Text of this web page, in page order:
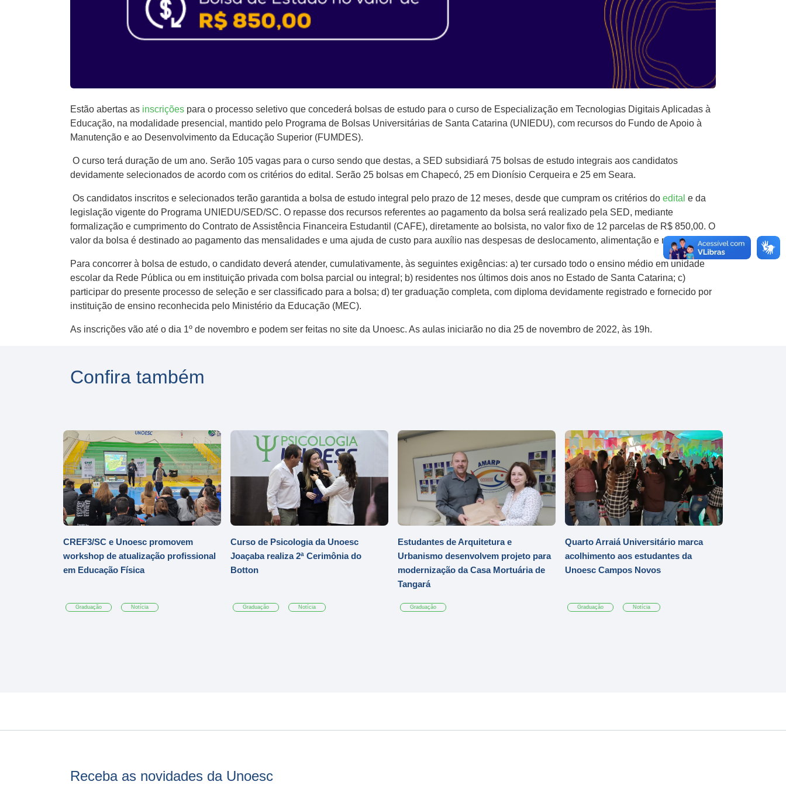
Estão abertas as inscrições para o processo seletivo que concederá bolsas de estudo para o curso de Especialização em Tecnologias Digitais Aplicadas à
Educação, na modalidade presencial, mantido pelo Programa de Bolsas Universitárias de Santa Catarina (UNIEDU), com recursos do Fundo de Apoio à
Manutenção e ao Desenvolvimento da Educação Superior (FUMDES).
O curso terá duração de um ano. Serão 105 vagas para o curso sendo que destas, a SED subsidiará 75 bolsas de estudo integrais aos candidatos
devidamente selecionados de acordo com os critérios do edital. Serão 25 bolsas em Chapecó, 25 em Dionísio Cerqueira e 25 em Seara.
Os candidatos inscritos e selecionados terão garantida a bolsa de estudo integral pelo prazo de 12 meses, desde que cumpram os critérios do edital e da
legislação vigente do Programa UNIEDU/SED/SC. O repasse dos recursos referentes ao pagamento da bolsa será realizado pela SED, mediante
formalização e cumprimento do Contrato de Assistência Financeira Estudantil (CAFE), diretamente ao bolsista, no valor fixo de 12 parcelas de R$ 850,00. O
valor da bolsa é destinado ao pagamento das mensalidades e uma ajuda de custo para auxílio nas despesas de deslocamento, alimentação e materiais.
Para concorrer à bolsa de estudo, o candidato deverá atender, cumulativamente, às seguintes exigências: a) ter cursado todo o ensino médio em unidade
escolar da Rede Pública ou em instituição privada com bolsa parcial ou integral; b) residentes nos últimos dois anos no Estado de Santa Catarina; c)
participar do presente processo de seleção e ser classificado para a bolsa; d) ter graduação completa, com diploma devidamente registrado e fornecido por
instituição de ensino reconhecida pelo Ministério da Educação (MEC).
As inscrições vão até o dia 1º de novembro e podem ser feitas no site da Unoesc. As aulas iniciarão no dia 25 de novembro de 2022, às 19h.
Confira também
CREF3/SC e Unoesc promovem
workshop de atualização profissional
em Educação Física
Graduação Notícia
Curso de Psicologia da Unoesc
Joaçaba realiza 2ª Cerimônia do
Botton
Graduação Notícia
Estudantes de Arquitetura e
Urbanismo desenvolvem projeto para
modernização da Casa Mortuária de
Tangará
Graduação
Quarto Arraiá Universitário marca
acolhimento aos estudantes da
Unoesc Campos Novos
Graduação Notícia
Receba as novidades da Unoesc